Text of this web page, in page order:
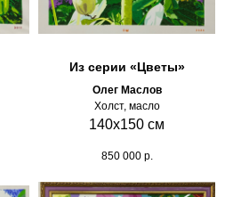
Из серии «Цветы»
Олег Маслов
Холст, масло
140х150 см
850 000 р.